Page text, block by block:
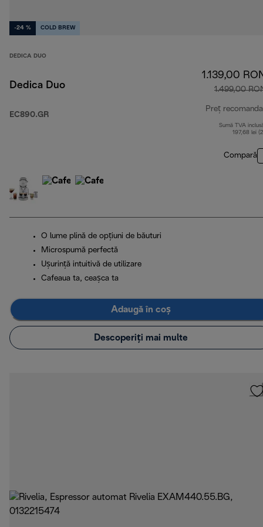
-24 % COLD BREW
DEDICA DUO
Dedica Duo
EC890.GR
1.139,00
1.499,00
Preț
Sumă TVA
197,68 lei
Compară
O lume plină de opțiuni de băuturi
Microspumă perfectă
Ușurință intuitivă de utilizare
Cafeaua ta, ceașca ta
Adaugă în coș
Descoperiți mai multe